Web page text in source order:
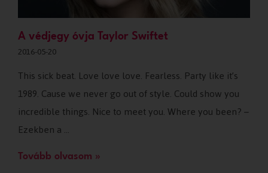
A védjegy óvja Taylor Swiftet
2016-05-20
This sick beat. Love love love. Fearless. Party like it’s
1989. Cause we never go out of style. Could show you
incredible things. Nice to meet you. Where you been? –
Ezekben a …
Tovább olvasom »